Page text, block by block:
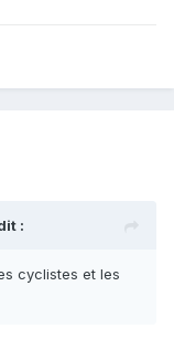
:
cyclistes et les